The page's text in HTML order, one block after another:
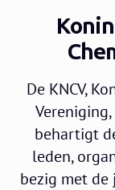
De KNCV,
behartigt
leden,
bezig met